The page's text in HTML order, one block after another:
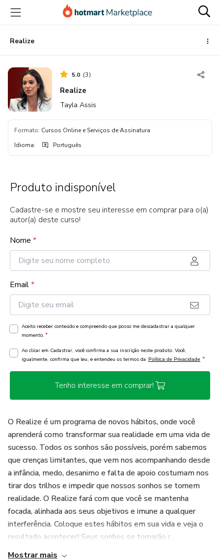
para
conteúdo
principal
para
pagamento
para
rodapé
Realize
5.0 (3)
Realize
Tayla Assis
Formato: Cursos Online e Serviços de Assinatura
Idioma: Português
Produto indisponível
Cadastre-se e mostre seu interesse em comprar para o(a)
autor(a) deste curso!
Nome *
Email*
Aceito receber conteúdo e compreendo que posso me descadastrar a qualquer
momento. *
Ao clicar em Cadastrar, você confirma a sua inscrição neste produto. Você,
igualmente, confirma que leu, e entendeu os termos da Política de Privacidade *
Tenho interesse em comprar!
O Realize é um programa de novos hábitos, onde você
aprenderá como transformar sua realidade em uma vida de
sucesso. Todos os sonhos são possíveis, porém sabemos
que crenças limitantes, que vem nos acompanhando desde
a infância, medo, desanimo e falta de apoio costumam nos
tirar dos trilhos e impedir que nossos sonhos se tornem
realidade. O Realize fará com que você se mantenha
focada, alinhada aos seus objetivos e imune a qualquer
interferência. Coloque estes hábitos em sua vida e veja o
resultado acontecer! Seus sonhos se tornarão r...
Mostrar mais